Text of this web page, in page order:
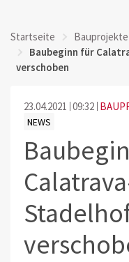
Startseite
Bauprojekte
Baubeginn für
verschoben
23.04.2021 09:32
NEWS